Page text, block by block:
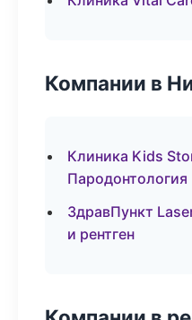
Компании в
Клиника Kids
Пародонтология
ЗдравПункт
и рентген